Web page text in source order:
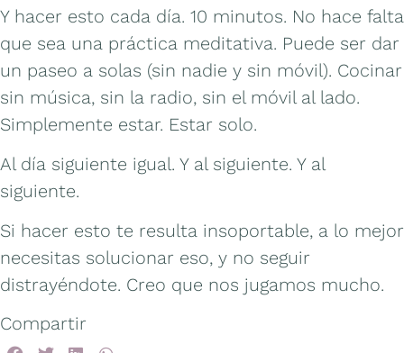
Y hacer esto cada día. 10 minutos. No hace falta
que sea una práctica meditativa. Puede ser dar
un paseo a solas (sin nadie y sin móvil). Cocinar
sin música, sin la radio, sin el móvil al lado.
Simplemente estar. Estar solo.
Al día siguiente igual. Y al siguiente. Y al
siguiente.
Si hacer esto te resulta insoportable, a lo mejor
necesitas solucionar eso, y no seguir
distrayéndote. Creo que nos jugamos mucho.
Compartir